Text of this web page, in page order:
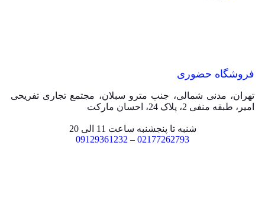
فروشگاه حضوری
تهران، مدنی شمالی، جنب مترو سبلان، مجتمع تجاری تفریحی
امیر، طبقه منفی 2، پلاک 24، احسان مارکت
شنبه تا پنجشنبه ساعت 11 الی 20
02177262793
–
09129361232